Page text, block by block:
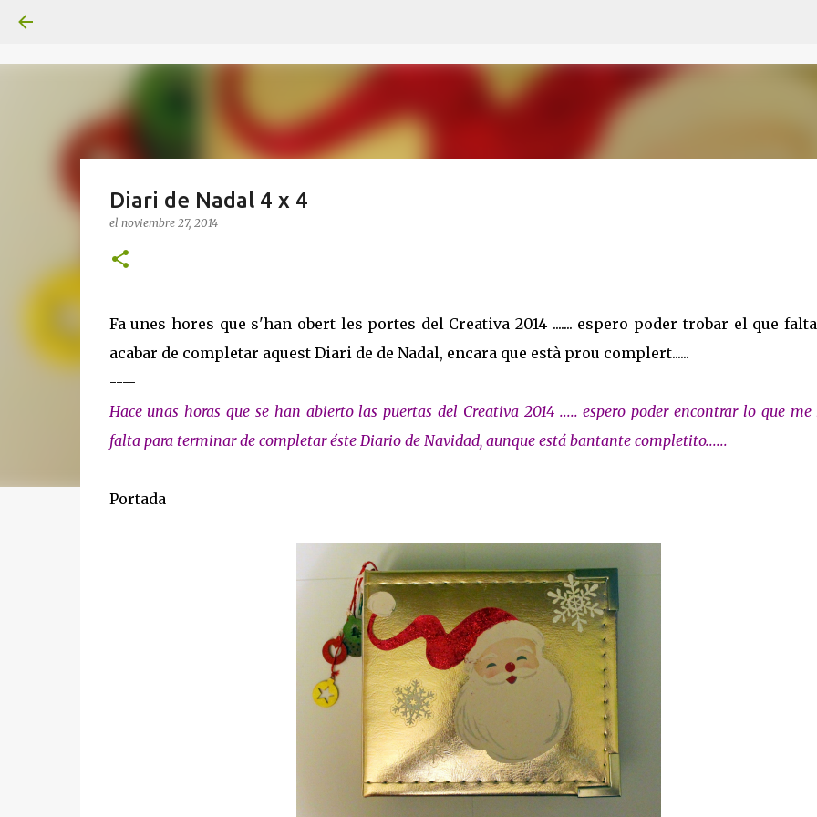
Diari de Nadal 4 x 4
el noviembre 27, 2014
Fa unes hores que s'han obert les portes del Creativa 2014 ....... espero poder trobar el que
acabar de completar aquest Diari de de Nadal, encara que està prou complert......
----
Hace unas horas que se han abierto las puertas del Creativa 2014 ..... espero poder encontrar lo que me
falta para terminar de completar éste Diario de Navidad, aunque está bantante completito......
Portada